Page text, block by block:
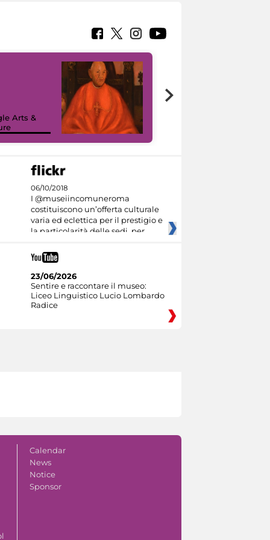
Arts &
06/10/2018
I @museiincomuneroma
costituiscono un’offerta culturale
varia ed eclettica per il prestigio e
la particolarità delle sedi, per
23/06/2026
Sentire e raccontare il museo:
Liceo Linguistico Lucio Lombardo
Radice
Calendar
News
Notice
Sponsor